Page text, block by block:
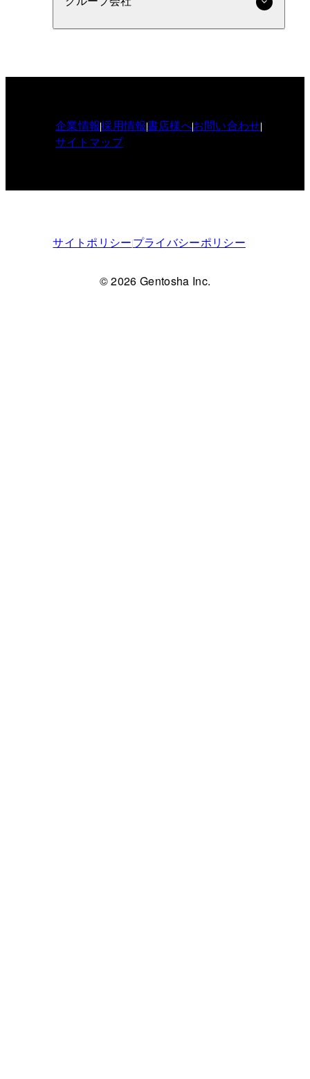
企業情報採用情報書店様へお問い合わせ
サイトマップ
サイトポリシープライバシーポリシー
© 2026 Gentosha Inc.